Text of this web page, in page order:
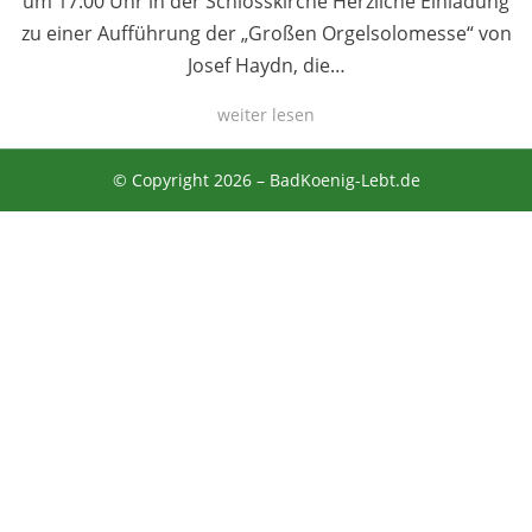
zu einer Aufführung der „Großen Orgelsolomesse“ von
Josef Haydn, die…
weiter lesen
© Copyright 2026 – BadKoenig-Lebt.de
Anther Theme vonDesignOrbital⋅Powered byWordPress